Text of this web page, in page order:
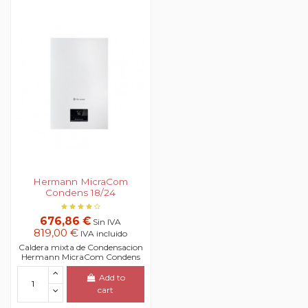
Hermann MicraCom
Condens 18/24
676,86 € Sin IVA
819,00 € IVA incluido
Caldera mixta de Condensacion
Hermann MicraCom Condens
Add to
cart